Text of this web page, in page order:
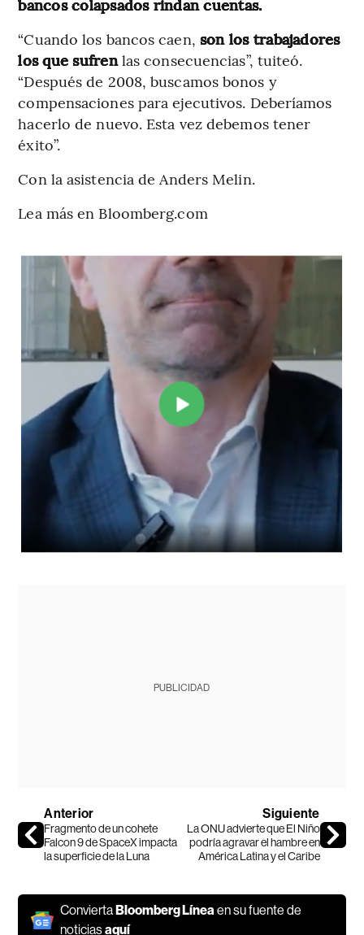
bancos colapsados rindan cuentas.
“Cuando los bancos caen, son los trabajadores
los que sufrenlas consecuencias”, tuiteó.
“Después de 2008, buscamos bonos y
compensaciones para ejecutivos. Deberíamos
hacerlo de nuevo. Esta vez debemos tener
éxito”.
Con la asistencia de Anders Melin.
Lea más en Bloomberg.com
PUBLICIDAD
Anterior
Fragmento de un cohete
Falcon 9 de SpaceX impacta
la superficie de la Luna
Siguiente
La ONU advierte que El Niño
podría agravar el hambre en
América Latina y el Caribe
ConviertaBloomberg Líneaen su fuente de
noticiasaquí